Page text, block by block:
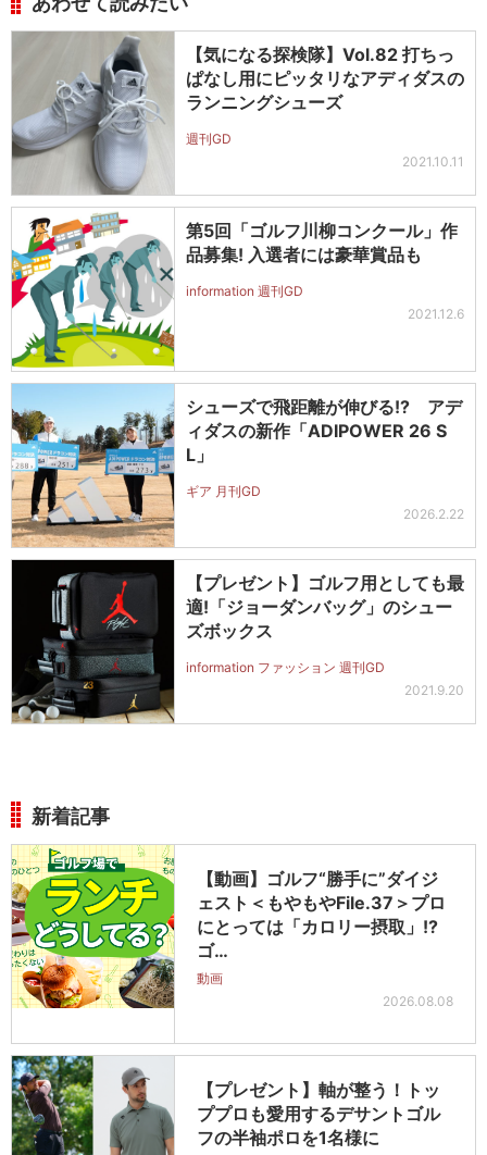
【気になる探検隊】Vol.82 打ちっ
ぱなし用にピッタリなアディダスの
ランニングシューズ
週刊GD
2021.10.11
第5回「ゴルフ川柳コンクール」作
品募集! 入選者には豪華賞品も
information 週刊GD
2021.12.6
シューズで飛距離が伸びる!? アデ
ィダスの新作「ADIPOWER 26 S
L」
ギア 月刊GD
2026.2.22
【プレゼント】ゴルフ用としても最
適!「ジョーダンバッグ」のシュー
ズボックス
information ファッション 週刊GD
2021.9.20
新着記事
【動画】ゴルフ“勝手に”ダイジ
ェスト＜もやもやFile.37＞プロ
にとっては「カロリー摂取」!?
ゴ…
動画
2026.08.08
【プレゼント】軸が整う！トッ
ププロも愛用するデサントゴル
フの半袖ポロを1名様に